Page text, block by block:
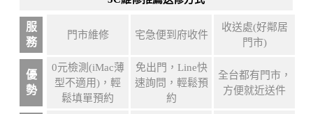
服
務
門市維修 宅急便到府收件
收送處(好鄰居
門市)
優
勢
0元檢測(iMac薄
型不適用)，輕
鬆填單預約
免出門，Line快
速詢問，輕鬆預
約
全台都有門市，
方便就近送件